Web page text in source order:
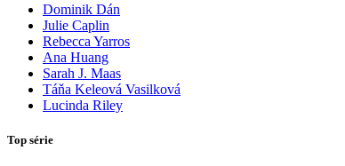
Dominik Dán
Julie Caplin
Rebecca Yarros
Ana Huang
Sarah J. Maas
Táňa Keleová Vasilková
Lucinda Riley
Top série